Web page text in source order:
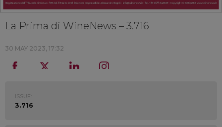
La Prima di WineNews – 3.716
30 MAY 2023, 17:32
ISSUE:
3.716